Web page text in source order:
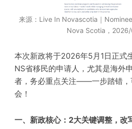
来源：Live In Novascotia｜
Nova Scotia，
本次新政将于2026年5月1日正式
NS省移民的申请人，尤其是海外
者，务必重点关注——一步踏错，
会！
一、新政核心：2大关键调整，改